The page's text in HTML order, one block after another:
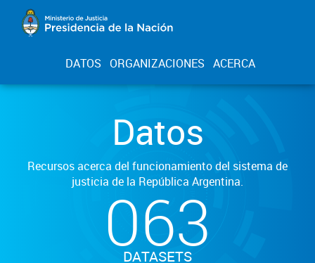
DATOS ORGANIZACIONES ACERCA
Datos
Recursos acerca del funcionamiento del sistema de
justicia de la República Argentina.
063
DATASETS